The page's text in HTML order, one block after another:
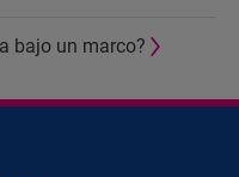
bajo un marco?